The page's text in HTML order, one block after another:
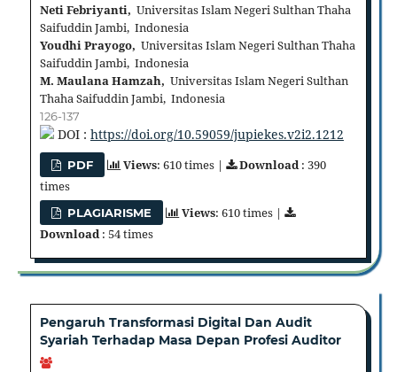
Neti Febriyanti, Universitas Islam Negeri Sulthan Thaha
Saifuddin Jambi, Indonesia
Youdhi Prayogo, Universitas Islam Negeri Sulthan Thaha
Saifuddin Jambi, Indonesia
M. Maulana Hamzah, Universitas Islam Negeri Sulthan
Thaha Saifuddin Jambi, Indonesia
126-137
DOI : https://doi.org/10.59059/jupiekes.v2i2.1212
PDF Views: 610 times | Download: 390
times
PLAGIARISME Views: 610 times |
Download: 54 times
Pengaruh Transformasi Digital Dan Audit
Syariah Terhadap Masa Depan Profesi Auditor